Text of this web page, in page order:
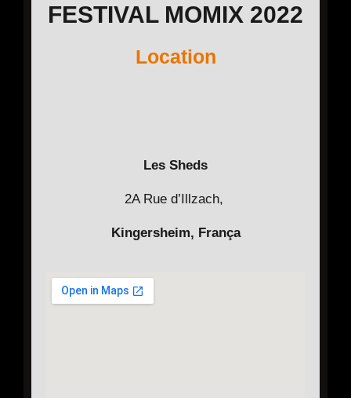
FESTIVAL MOMIX 2022
Location
Les Sheds
2A Rue d’Illzach,
Kingersheim, França